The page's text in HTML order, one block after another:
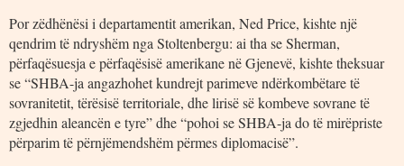
Por zëdhënësi i departamentit amerikan, Ned Price, kishte një
qendrim të ndryshëm nga Stoltenbergu: ai tha se Sherman,
përfaqësuesja e përfaqësisë amerikane në Gjenevë, kishte theksuar
se “SHBA-ja angazhohet kundrejt parimeve ndërkombëtare të
sovranitetit, tërësisë territoriale, dhe lirisë së kombeve sovrane të
zgjedhin aleancën e tyre” dhe “pohoi se SHBA-ja do të mirëpriste
përparim të përnjëmendshëm përmes diplomacisë”.